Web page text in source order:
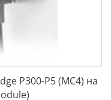
P300-P5 (МС4) на